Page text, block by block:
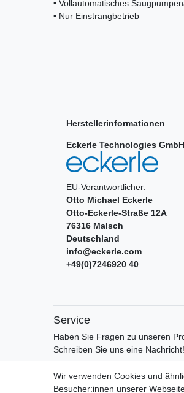
• Vollautomatisches
• Nur Einstrangbetrieb
Herstellerinformationen
Eckerle Technologies GmbH
EU-Verantwortlicher:
Otto Michael Eckerle
Otto-Eckerle-Straße 12A
76316 Malsch
Deutschland
info@eckerle.com
+49(0)7246920 40
Service
Haben Sie Fragen zu unseren
Schreiben Sie uns eine Nachricht!
Wir verwenden Cookies und
Besucher:innen unserer